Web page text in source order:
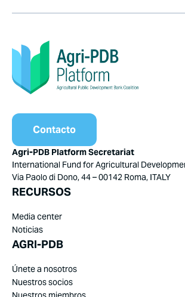
Contacto
Agri-PDB Platform Secretariat
International Fund for Agricultural
Via Paolo di Dono, 44 – 00142 Roma, ITALY
RECURSOS
Media center
Noticias
AGRI-PDB
Únete a nosotros
Nuestros socios